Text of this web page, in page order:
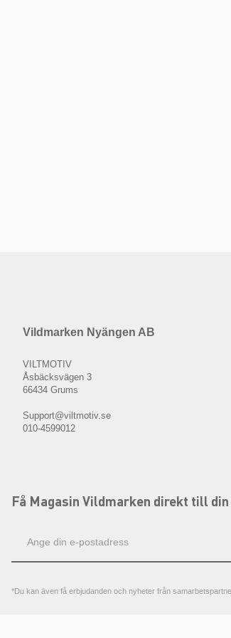
Vildmarken Nyängen AB
VILTMOTIV
Åsbäcksvägen 3
66434 Grums
Support@viltmotiv.se
010-4599012
Få Magasin Vildmarken direkt till
postadress
*Du kan även få erbjudanden och nyheter från